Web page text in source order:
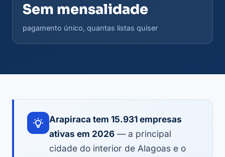
Sem mensalidade
pagamento único, quantas listas quiser
Arapiraca tem 15.931 empresas
ativas em 2026 — a principal
cidade do interior de Alagoas e o